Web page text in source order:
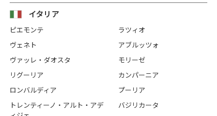
イタリア
ピエモンテ
ヴェネト
ヴァッレ・ダオスタ
リグーリア
ロンバルディア
トレンティーノ・アルト・アデ
ラツィオ
アブルッツォ
モリーゼ
カンパーニア
プーリア
バジリカータ